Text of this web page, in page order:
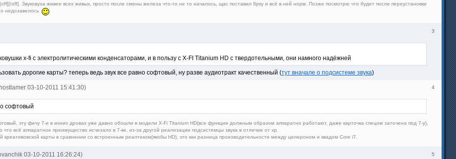
[⁠off⁠][⁠/off⁠]. Звуковуха живее всех живых, просто после смены железа что-то не то началось, щас поставил 8рку и всё в ней норм. Позже посмотрю что будет после переустановки
недозавелось
3
x-fi с электролитическими конденсаторами, и в пользу с X-FI Titanium HD с твердотельными, они намного надёжней
дорогие карты? теперь ведь звук все равно софтовый, ну разве аудиотракт качественный (тут вначале о подсистеме звука)
4
03-10-2011 15:41:30)
софтовый
эту фичу 7-и в ихних дровах уже давно обошли в модели X-Fi Titanium HD(все функции должным образом аппаратно работают, даже карточка спецом заточена под 7-у),
всё аппаратное преимущество исчезало в 7-ке, из-за другой реализации подсистемцы звука в отличие от xp.
креативовской карты в сравнении со встроенным реалтеком(якобы HD), это как разница производительности между целероном и квадом Core i7.
5
03-10-2011 16:26:24)